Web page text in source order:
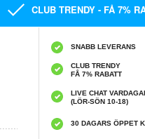
CLUB TRENDY - FÅ 7%
SNABB LEVERANS
CLUB TRENDY
FÅ 7% RABATT
LIVE CHAT
(LÖR-SÖN 10-18)
30 DAGARS ÖPPET